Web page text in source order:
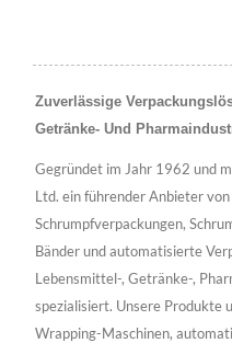
Zuverlässige
Getränke- Und
Gegründet im Jahr 1962 und
Ltd. ein führender Anbieter
Schrumpfverpackungen,
Bänder und automatisierte
Lebensmittel-, Getränke-,
spezialisiert. Unsere Produkte
Wrapping-Maschinen,